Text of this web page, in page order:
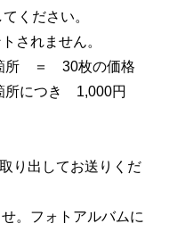
ください。
されません。
所 ＝ 30枚の価格
所につき 1,000円
り出してお送りくだ
。フォトアルバムに